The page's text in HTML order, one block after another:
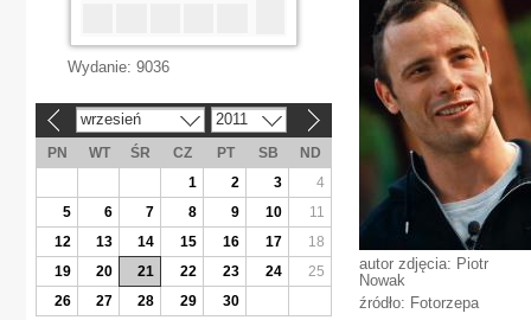
autor zdjęcia: Piotr
Nowak
źródło: Fotorzepa
Wydanie: 9036
wrzesień 2011
PN WT ŚR CZ PT SB
ND
1
2 3
4
5
6 7 8 9 10
11
12
13 14 15 16 17
18
19
20 21 22 23 24
25
26
27 28 29 30